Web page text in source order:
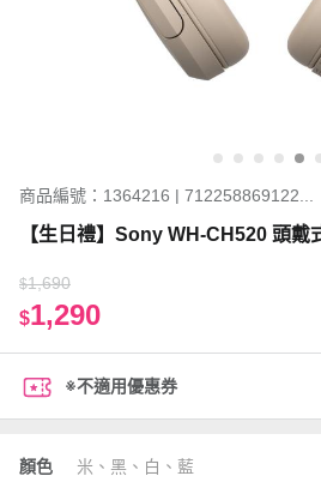
商品編號：1364216 | 712258869122...
【生日禮】Sony WH-CH520 頭戴
$1,690
$1,290
※不適用優惠券
顏色 米、黑、白、藍